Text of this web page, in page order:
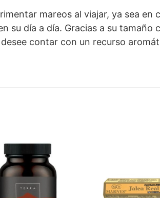
mareos al viajar, ya sea en
su día a día. Gracias a su tamaño
contar con un recurso